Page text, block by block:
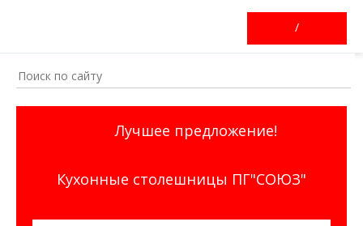
/
Лучшее предложение!
Кухонные столешницы ПГ"СОЮЗ"